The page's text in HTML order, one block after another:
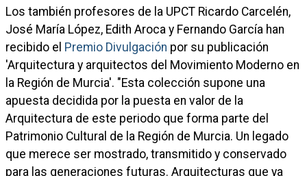
Los también profesores de la UPCT Ricardo Carcelén,
José María López, Edith Aroca y Fernando García han
recibido el Premio Divulgación por su publicación
'Arquitectura y arquitectos del Movimiento Moderno en
la Región de Murcia'. "Esta colección supone una
apuesta decidida por la puesta en valor de la
Arquitectura de este periodo que forma parte del
Patrimonio Cultural de la Región de Murcia. Un legado
que merece ser mostrado, transmitido y conservado
para las generaciones futuras. Arquitecturas que ya